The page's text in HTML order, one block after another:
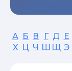
А Б В Г Д Е
Х Ц Ч Ш Щ Э